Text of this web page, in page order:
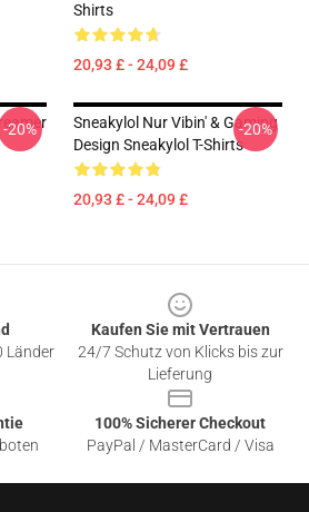
Shirts
20,93 £ - 24,09 £
-20%
Sneakylol Nur Vibin' & Gaming
Design Sneakylol T-Shirts
20,93 £ - 24,09 £
-20%
Länder
Kaufen Sie mit Vertrauen
24/7 Schutz von Klicks bis zur
Lieferung
100% Sicherer Checkout
PayPal / MasterCard / Visa